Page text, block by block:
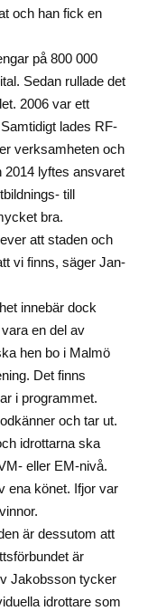
och han fick en
på 800 000
Sedan rullade det
2006 var ett
lades RF-
verksamheten och
2014 lyftes ansvaret
till
bra.
att staden och
vi finns, säger Jan-
innebär dock
en del av
hen bo i Malmö
Det finns
i programmet.
och tar ut.
idrottarna ska
eller EM-nivå.
ena könet. Ifjor var
är dessutom att
är
Jakobsson tycker
idrottare som